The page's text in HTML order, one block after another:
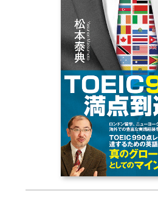
CD
DVD・ブルーレイ
雑貨
外国語